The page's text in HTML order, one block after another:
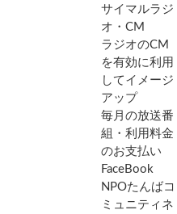
サイマルラジ
オ・CM
ラジオのCM
を有効に利用
してイメージ
アップ
毎月の放送番
組・利用料金
のお支払い
FaceBook
NPOたんばコ
ミュニティネ